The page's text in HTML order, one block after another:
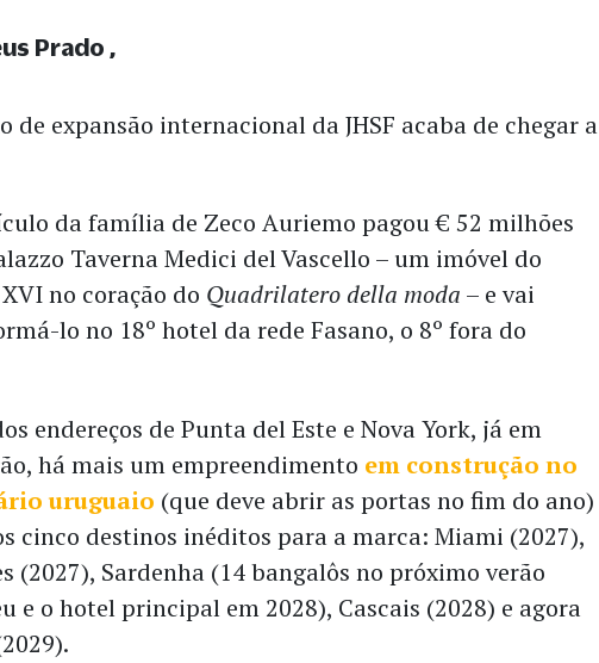
de expansão internacional da JHSF acaba de chegar a
da família de Zeco Auriemo pagou € 52 milhões
Taverna Medici del Vascello – um imóvel do
no coração do Quadrilatero della moda – e vai
lo no 18º hotel da rede Fasano, o 8º fora do
endereços de Punta del Este e Nova York, já em
há mais um empreendimento em construção no
uruguaio (que deve abrir as portas no fim do ano)
cinco destinos inéditos para a marca: Miami (2027),
(2027), Sardenha (14 bangalôs no próximo verão
e o hotel principal em 2028), Cascais (2028) e agora
Prado